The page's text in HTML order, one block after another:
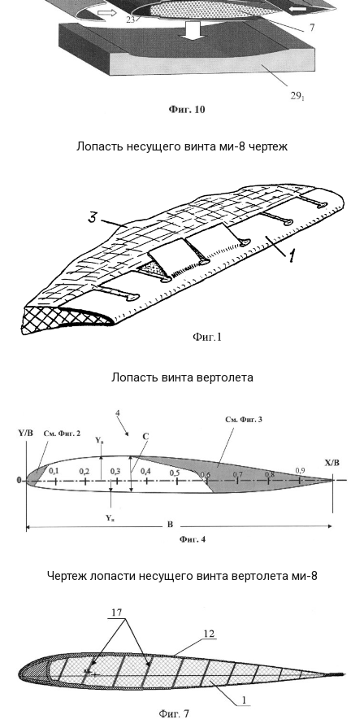
Лопасть несущего винта ми-8 чертеж
Лопасть винта вертолета
Чертеж лопасти несущего винта вертолета ми-8